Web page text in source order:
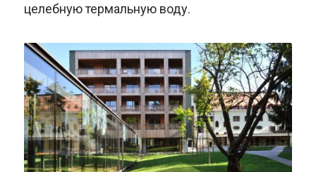
целебную термальную воду.